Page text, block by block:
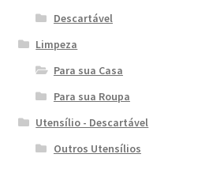
Descartável
Limpeza
Para sua Casa
Para sua Roupa
Utensílio - Descartável
Outros Utensílios